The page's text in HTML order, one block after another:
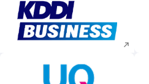
新規ウィンドウで開く